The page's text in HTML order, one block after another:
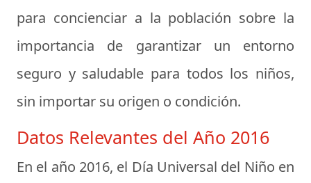
para concienciar a la población sobre la
importancia de garantizar un entorno
seguro y saludable para todos los niños,
sin importar su origen o condición.
Datos Relevantes del Año 2016
En el año 2016, el Día Universal del Niño en